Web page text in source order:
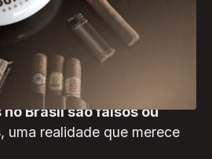
e apreensão nos estados do
Paulo e Bahia em uma
à falsificação de charutos
corrobora com a
de quemais de 50% dos
Brasil são falsos ou
, uma realidade que merece